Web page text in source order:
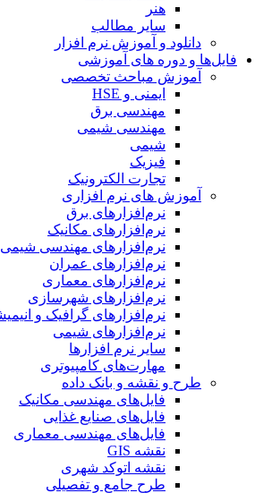
هنر
سایر مطالب
دانلود و آموزش نرم افزار
فایل‌ها و دوره های آموزشی
آموزش مباحث تخصصی
ایمنی و HSE
مهندسی برق
مهندسی شیمی
شیمی
فیزیک
تجارت الکترونیک
آموزش های نرم افزاری
نرم‌افزارهای برق
نرم‌افزارهای مکانیک
نرم‌افزارهای مهندسی شیمی
نرم‌افزارهای عمران
نرم‌افزارهای معماری
نرم‌افزارهای شهرسازی
نرم‌افزارهای گرافیک و
نرم‌افزارهای شیمی
سایر نرم افزارها
مهارت‌های کامپیوتری
طرح و نقشه و بانک داده
فایل‌های مهندسی مکانیک
فایل‌های صنایع غذایی
فایل‌های مهندسی معماری
نقشه GIS
نقشه اتوکد شهری
طرح جامع و تفصیلی